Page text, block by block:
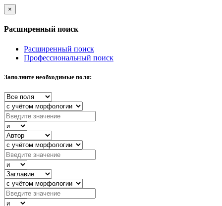
×
Расширенный поиск
Расширенный поиск
Профессиональный поиск
Заполните необходимые поля: